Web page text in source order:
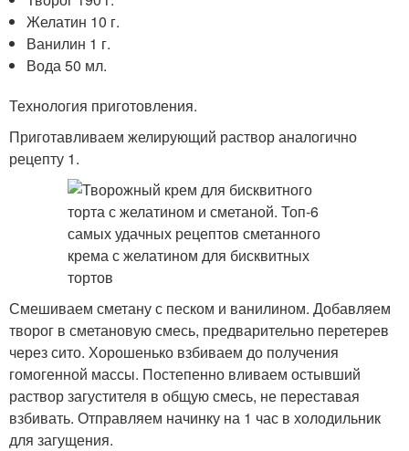
Желатин 10 г.
Ванилин 1 г.
Вода 50 мл.
Технология приготовления.
Приготавливаем желирующий раствор аналогично
рецепту 1.
Смешиваем сметану с песком и ванилином. Добавляем
творог в сметановую смесь, предварительно перетерев
через сито. Хорошенько взбиваем до получения
гомогенной массы. Постепенно вливаем остывший
раствор загустителя в общую смесь, не переставая
взбивать. Отправляем начинку на 1 час в холодильник
для загущения.